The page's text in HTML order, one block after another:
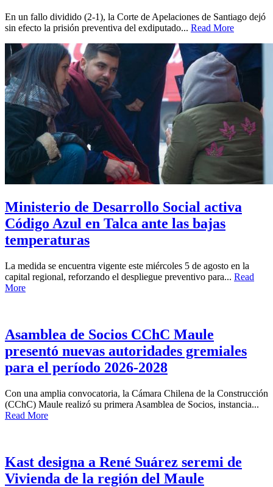
En un fallo dividido (2-1), la Corte de Apelaciones de Santiago dejó
sin efecto la prisión preventiva del exdiputado... Read More
Ministerio de Desarrollo Social activa
Código Azul en Talca ante las bajas
temperaturas
La medida se encuentra vigente este miércoles 5 de agosto en la
capital regional, reforzando el despliegue preventivo para... Read
More
Asamblea de Socios CChC Maule
presentó nuevas autoridades gremiales
para el período 2026-2028
Con una amplia convocatoria, la Cámara Chilena de la Construcción
(CChC) Maule realizó su primera Asamblea de Socios, instancia...
Read More
Kast designa a René Suárez seremi de
Vivienda de la región del Maule